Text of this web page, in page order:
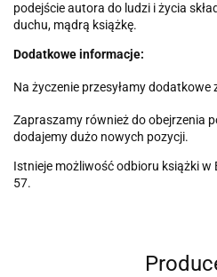
podejście autora do ludzi i życia
duchu, mądrą książkę.
Dodatkowe informacje:
Na życzenie przesyłamy dodatkowe
Zapraszamy również do obejrzenia
dodajemy dużo nowych pozycji.
Istnieje możliwość odbioru książki w
57.